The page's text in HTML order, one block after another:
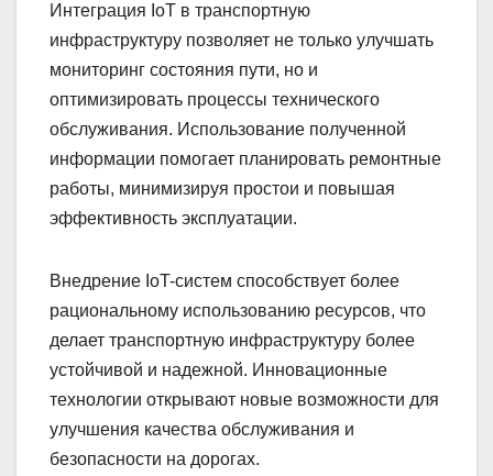
Интеграция IoT в транспортную
инфраструктуру позволяет не только улучшать
мониторинг состояния пути, но и
оптимизировать процессы технического
обслуживания. Использование полученной
информации помогает планировать ремонтные
работы, минимизируя простои и повышая
эффективность эксплуатации.
Внедрение IoT-систем способствует более
рациональному использованию ресурсов, что
делает транспортную инфраструктуру более
устойчивой и надежной. Инновационные
технологии открывают новые возможности для
улучшения качества обслуживания и
безопасности на дорогах.